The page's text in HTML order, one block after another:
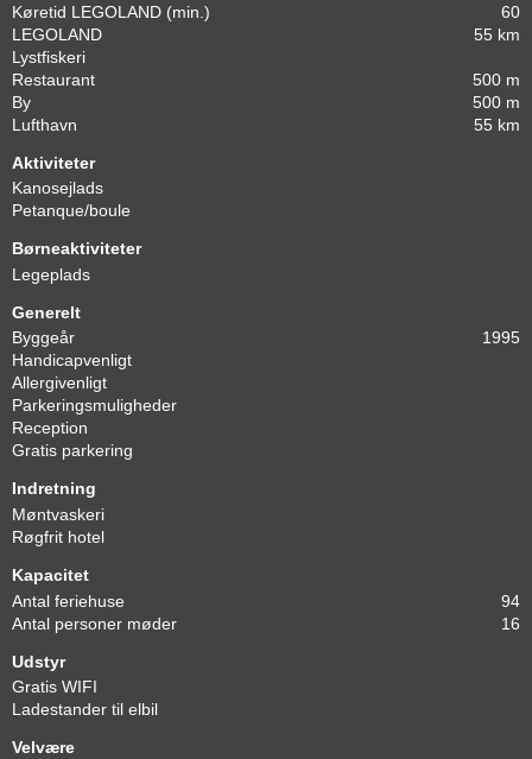
Køretid LEGOLAND (min.)
60
LEGOLAND
55 km
Lystfiskeri
Restaurant
500 m
By
500 m
Lufthavn
55 km
Aktiviteter
Kanosejlads
Petanque/boule
Børneaktiviteter
Legeplads
Generelt
Byggeår
1995
Handicapvenligt
Allergivenligt
Parkeringsmuligheder
Reception
Gratis parkering
Indretning
Møntvaskeri
Røgfrit hotel
Kapacitet
Antal feriehuse
94
Antal personer møder
16
Udstyr
Gratis WIFI
Ladestander til elbil
Velvære